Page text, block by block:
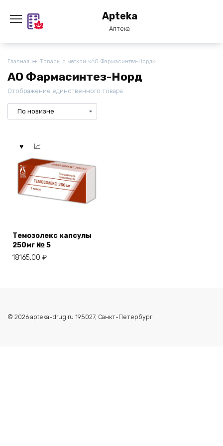
содержанию
Apteka
Аптека
Главная Товары с меткой «АО Фармасинтез-Норд»
АО Фармасинтез-Норд
Отображение единственного товара
Темозолекс капсулы
250мг № 5
18165,00 ₽
© 2026 apteka-drug.ru 195027, Санкт-Петербург